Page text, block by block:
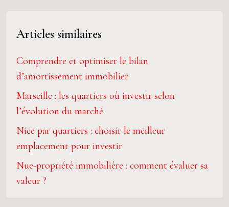
Articles similaires
Comprendre et optimiser le bilan
d’amortissement immobilier
Marseille : les quartiers où investir selon
l’évolution du marché
Nice par quartiers : choisir le meilleur
emplacement pour investir
Nue-propriété immobilière : comment évaluer sa
valeur ?